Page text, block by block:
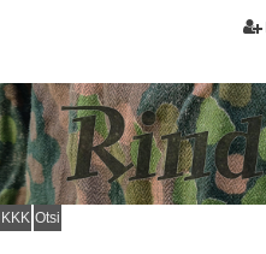
KKK Otsi